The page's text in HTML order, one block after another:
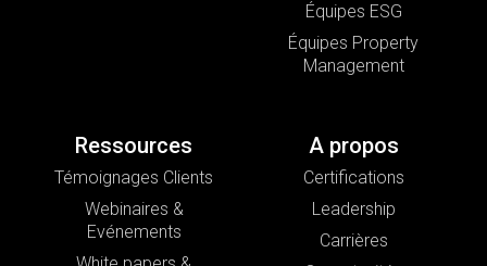
Équipes ESG
Équipes Property
Management
Ressources
Témoignages Clients
Webinaires &
Evénements
A propos
Certifications
Leadership
Carrières